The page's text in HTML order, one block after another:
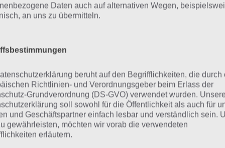
deine Fahrzeuge
im Laufe von Zombie Safari zu bestehen, musst du
sonst hast du keine Chance mehr. Finanziert wird
In-App-Käufe, womit man im Spiel deutlich schneller
diese jedoch nicht.
Video zu Zombie Safari
Daten auch auf alternativen Wegen,
an uns zu übermitteln.
beruht auf den Begrifflichkeiten, die durch
Richtlinien- und Verordnungsgeber beim Erlass der
Grundverordnung (DS-GVO) verwendet wurden. Unsere
soll sowohl für die Öffentlichkeit als auch für
und Geschäftspartner einfach lesbar und verständlich sein.
gewährleisten, möchten wir vorab die verwendeten
erläutern.